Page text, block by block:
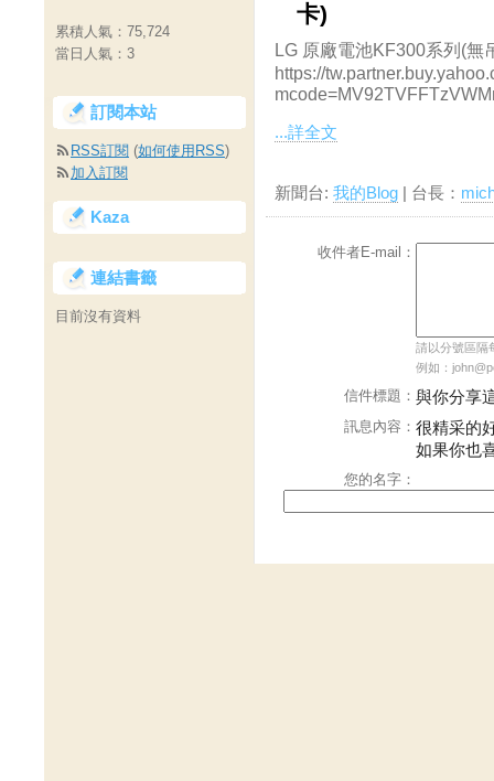
卡)
LG 原廠電池KF300系列(無
https://
...詳全文
新聞台: 我的Blog | 台長：
收件者E-mail：
請以分號區隔
例如：
信件標題： 與你分享
訊息內容： 很精采的
如果你也
您的名字：
累積人氣： 75,724
當日人氣： 3
訂閱本站
RSS訂閱 (如何使用RSS)
加入訂閱
Kaza
連結書籤
目前沒有資料